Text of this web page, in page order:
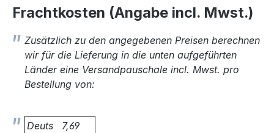
Frachtkosten (Angabe incl. Mwst.)
Zusätzlich zu den angegebenen Preisen berechnen
wir für die Lieferung in die unten aufgeführten
Länder eine Versandpauschale incl. Mwst. pro
Bestellung von:
Deuts
7,69